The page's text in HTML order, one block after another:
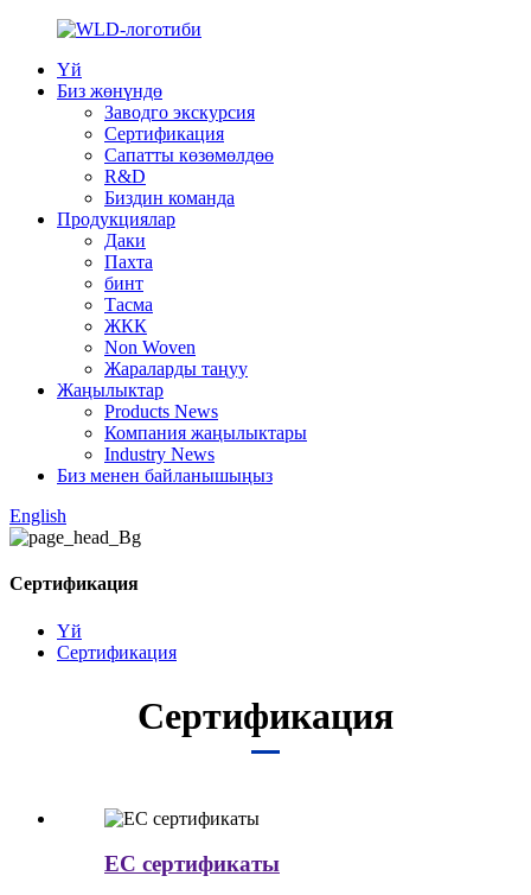
Үй
Биз жөнүндө
Заводго экскурсия
Сертификация
Сапатты көзөмөлдөө
R&D
Биздин команда
Продукциялар
Даки
Пахта
бинт
Тасма
ЖКК
Non Woven
Жараларды таңуу
Жаңылыктар
Products News
Компания жаңылыктары
Industry News
Биз менен байланышыңыз
English
Сертификация
Үй
Сертификация
Сертификация
EC сертификаты